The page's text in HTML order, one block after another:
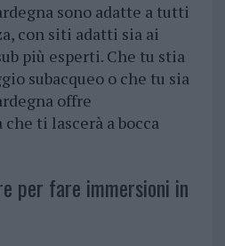
sono adatte a tutti
con siti adatti sia ai
più esperti. Che tu stia
subacqueo o che tu sia
offre
ti lascerà a bocca
per fare immersioni in